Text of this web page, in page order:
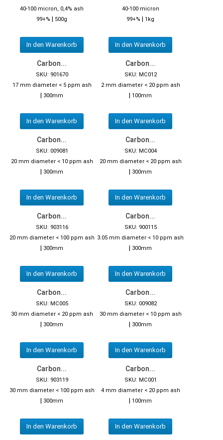
40-100 micron, 0,4% ash
99+% | 500g
In den Warenkorb
40-100 micron
99+% | 1kg
In den Warenkorb
Carbon...
SKU: 901670
17 mm diameter < 5 ppm ash
| 300mm
In den Warenkorb
Carbon...
SKU: MC012
2 mm diameter < 20 ppm ash
| 100mm
In den Warenkorb
Carbon...
SKU: 009081
20 mm diameter < 10 ppm ash
| 300mm
In den Warenkorb
Carbon...
SKU: MC004
20 mm diameter < 20 ppm ash
| 300mm
In den Warenkorb
Carbon...
SKU: 903116
20 mm diameter < 100 ppm ash
| 300mm
In den Warenkorb
Carbon...
SKU: 900115
3.05 mm diameter < 10 ppm ash
| 300mm
In den Warenkorb
Carbon...
SKU: MC005
30 mm diameter < 20 ppm ash
| 300mm
In den Warenkorb
Carbon...
SKU: 009082
30 mm diameter < 10 ppm ash
| 300mm
In den Warenkorb
Carbon...
SKU: 903119
30 mm diameter < 100 ppm ash
| 300mm
In den Warenkorb
Carbon...
SKU: MC001
4 mm diameter < 20 ppm ash
| 100mm
In den Warenkorb